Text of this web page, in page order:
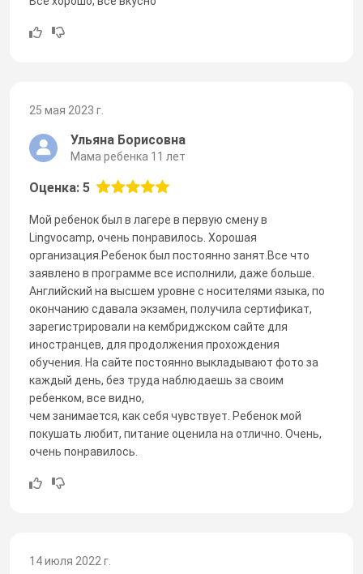
25 мая 2023 г.
Ульяна Борисовна
Мама ребенка 11 лет
Оценка: 5
Мой ребенок был в лагере в первую смену в
Lingvocamp, очень понравилось. Хорошая
организация.Ребенок был постоянно занят.Все что
заявлено в программе все исполнили, даже больше.
Английский на высшем уровне с носителями языка, по
окончанию сдавала экзамен, получила сертификат,
зарегистрировали на кембриджском сайте для
иностранцев, для продолжения прохождения
обучения. На сайте постоянно выкладывают фото за
каждый день, без труда наблюдаешь за своим
ребенком, все видно,
чем занимается, как себя чувствует. Ребенок мой
покушать любит, питание оценила на отлично. Очень,
очень понравилось.
14 июля 2022 г.